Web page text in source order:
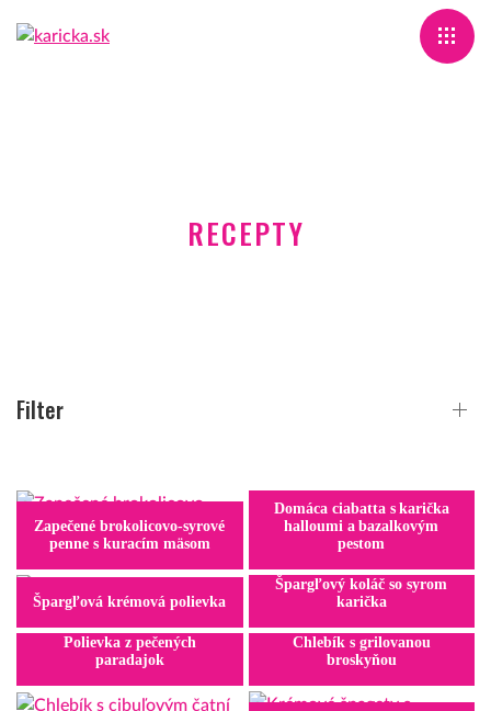
RECEPTY
Filter
Zapečené brokolicovo-syrové
penne s kuracím mäsom
Domáca ciabatta s karička
halloumi a bazalkovým
pestom
Špargľová krémová polievka
Špargľový koláč so syrom
karička
Polievka z pečených
paradajok
Chlebík s grilovanou
broskyňou